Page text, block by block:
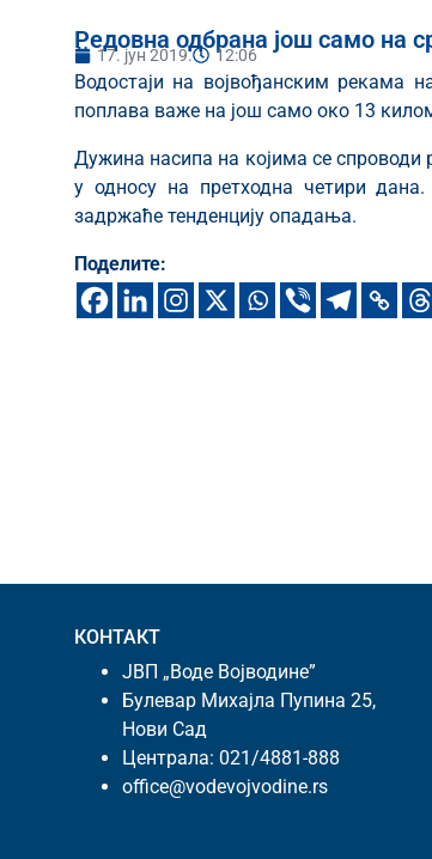
Редовна одбрана још само на
17. јун 2019. 12:06
Водостаји на војвођанским рекама
поплава важе на још само око 13
Дужина насипа на којима се
у односу на претходна четири
задржаће тенденцију опадања.
Поделите:
КОНТАКТ
ЈВП „Воде Војводине”
Булевар Михајла Пупина 25,
Нови Сад
Централа: 021/4881-888
office@vodevojvodine.rs